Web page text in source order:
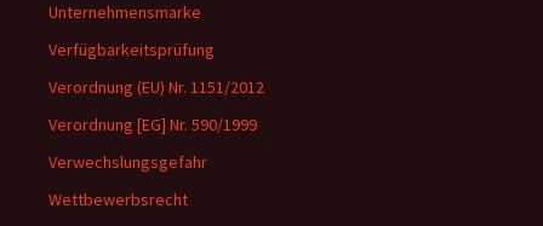
Unternehmensmarke
Verfügbarkeitsprüfung
Verordnung (EU) Nr. 1151/2012
Verordnung [EG] Nr. 590/1999
Verwechslungsgefahr
Wettbewerbsrecht